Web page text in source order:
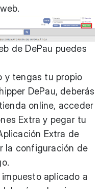
de DePau puedes
y tengas tu propio
DePau, deberás
online, acceder
Extra y pegar tu
Extra de
la configuración de
aplicado a